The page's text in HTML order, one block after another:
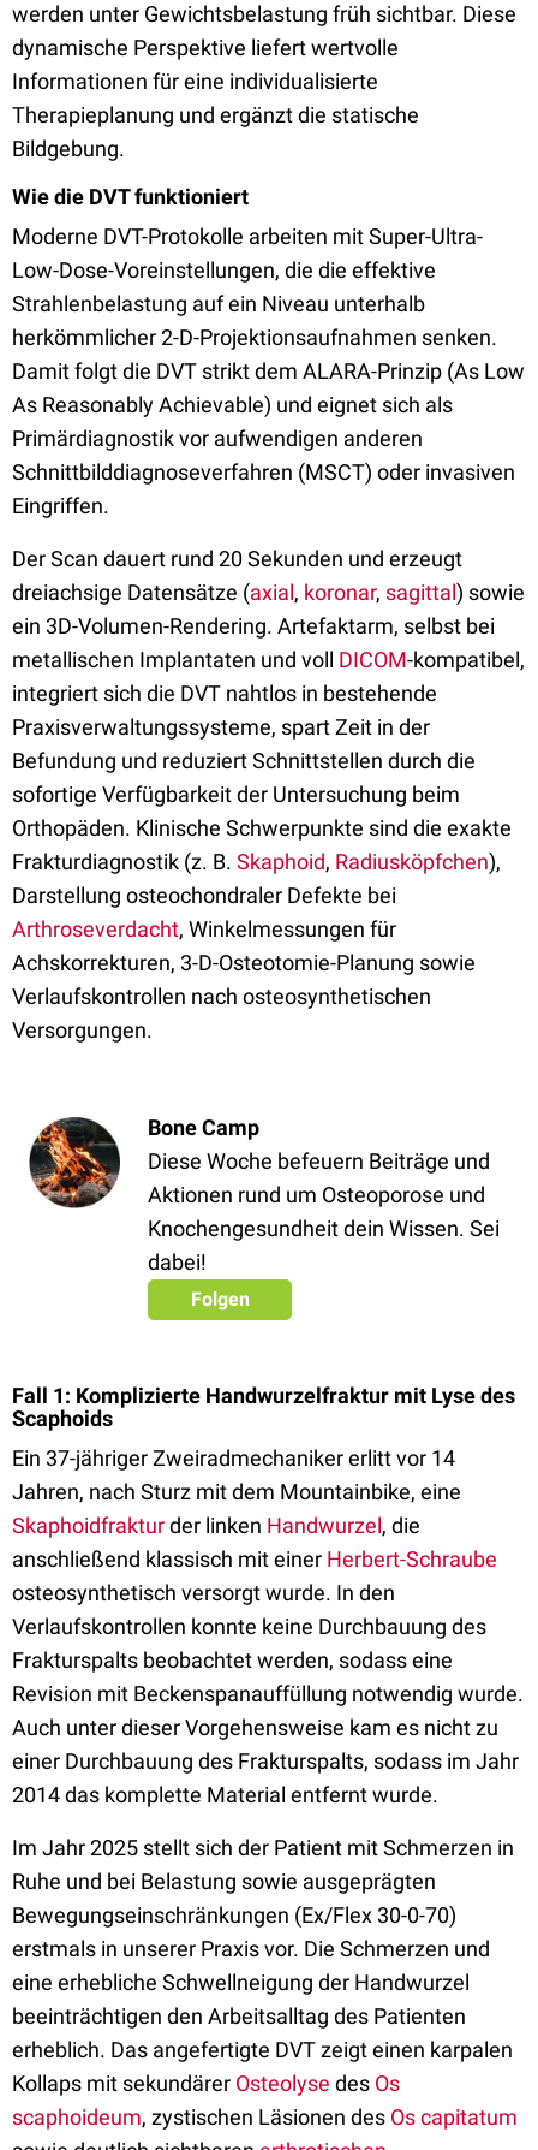
werden unter Gewichtsbelastung früh sichtbar. Diese
dynamische Perspektive liefert wertvolle
Informationen für eine individualisierte
Therapieplanung und ergänzt die statische
Bildgebung.
Wie die DVT funktioniert
Moderne DVT-Protokolle arbeiten mit Super-Ultra-
Low-Dose-Voreinstellungen, die die effektive
Strahlenbelastung auf ein Niveau unterhalb
herkömmlicher 2-D-Projektionsaufnahmen senken.
Damit folgt die DVT strikt dem ALARA-Prinzip (As Low
As Reasonably Achievable) und eignet sich als
Primärdiagnostik vor aufwendigen anderen
Schnittbilddiagnoseverfahren (MSCT) oder invasiven
Eingriffen.
Der Scan dauert rund 20 Sekunden und erzeugt
dreiachsige Datensätze (axial, koronar, sagittal) sowie
ein 3D-Volumen-Rendering. Artefaktarm, selbst bei
metallischen Implantaten und voll DICOM-kompatibel,
integriert sich die DVT nahtlos in bestehende
Praxisverwaltungssysteme, spart Zeit in der
Befundung und reduziert Schnittstellen durch die
sofortige Verfügbarkeit der Untersuchung beim
Orthopäden. Klinische Schwerpunkte sind die exakte
Frakturdiagnostik (z. B. Skaphoid, Radiusköpfchen),
Darstellung osteochondraler Defekte bei
Arthroseverdacht, Winkelmessungen für
Achskorrekturen, 3-D-Osteotomie-Planung sowie
Verlaufskontrollen nach osteosynthetischen
Versorgungen.
Bone Camp
Diese Woche befeuern Beiträge und
Aktionen rund um Osteoporose und
Knochengesundheit dein Wissen. Sei
dabei!
Folgen
Fall 1: Komplizierte Handwurzelfraktur mit Lyse des
Scaphoids
Ein 37-jähriger Zweiradmechaniker erlitt vor 14
Jahren, nach Sturz mit dem Mountainbike, eine
Skaphoidfrakturder linken Handwurzel, die
anschließend klassisch mit einer Herbert-Schraube
osteosynthetisch versorgt wurde. In den
Verlaufskontrollen konnte keine Durchbauung des
Frakturspalts beobachtet werden, sodass eine
Revision mit Beckenspanauffüllung notwendig wurde.
Auch unter dieser Vorgehensweise kam es nicht zu
einer Durchbauung des Frakturspalts, sodass im Jahr
2014 das komplette Material entfernt wurde.
Im Jahr 2025 stellt sich der Patient mit Schmerzen in
Ruhe und bei Belastung sowie ausgeprägten
Bewegungseinschränkungen (Ex/Flex 30-0-70)
erstmals in unserer Praxis vor. Die Schmerzen und
eine erhebliche Schwellneigung der Handwurzel
beeinträchtigen den Arbeitsalltag des Patienten
erheblich. Das angefertigte DVT zeigt einen karpalen
Kollaps mit sekundärer Osteolyse des Os
scaphoideum, zystischen Läsionen des Os capitatum